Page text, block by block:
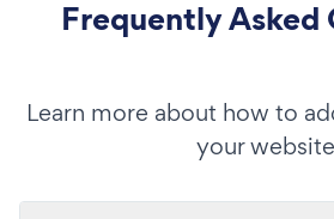
Frequently Asked
Learn more about how to
your